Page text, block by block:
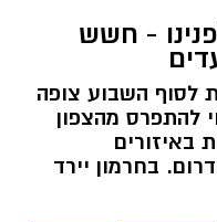
- חשש
לסוף השבוע צופה
להתפרס מהצפון
באיזורים
בחרמון יירד